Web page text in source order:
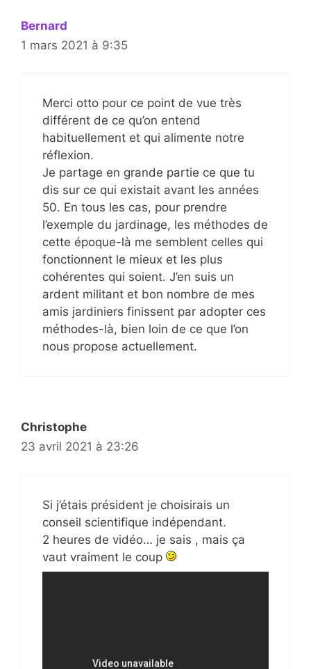
Bernard
1 mars 2021 à 9:35
Merci otto pour ce point de vue très
différent de ce qu’on entend
habituellement et qui alimente notre
réflexion.
Je partage en grande partie ce que tu
dis sur ce qui existait avant les années
50. En tous les cas, pour prendre
l’exemple du jardinage, les méthodes de
cette époque-là me semblent celles qui
fonctionnent le mieux et les plus
cohérentes qui soient. J’en suis un
ardent militant et bon nombre de mes
amis jardiniers finissent par adopter ces
méthodes-là, bien loin de ce que l’on
nous propose actuellement.
Christophe
23 avril 2021 à 23:26
Si j’étais président je choisirais un
conseil scientifique indépendant.
2 heures de vidéo… je sais , mais ça
vaut vraiment le coup